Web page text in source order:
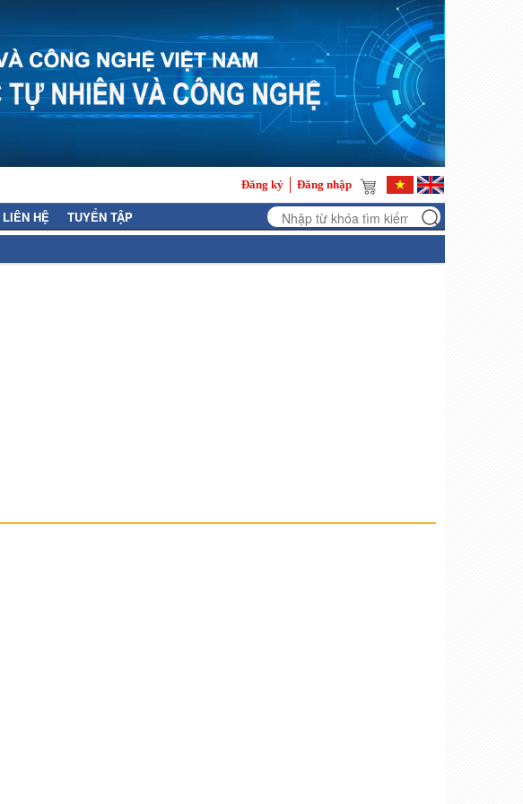
Đăng ký Đăng nhập
LIÊN HỆ TUYỂN TẬP